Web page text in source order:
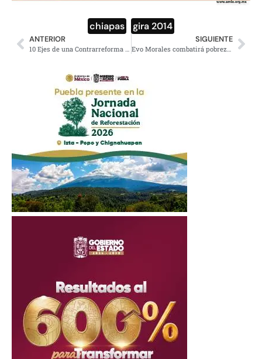
chiapas gira 2014
ANTERIOR
10 Ejes de una Contrarreforma en Telecomunicaciones y Radiodifusión, por Jenaro Villamil
SIGUIENTE
Evo Morales combatirá pobreza con participación directa de pueblos Indígenas